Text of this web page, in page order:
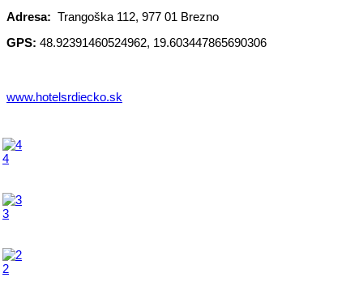
Adresa: Trangoška 112, 977 01 Brezno
GPS: 48.92391460524962, 19.603447865690306
www.hotelsrdiecko.sk
4
3
2